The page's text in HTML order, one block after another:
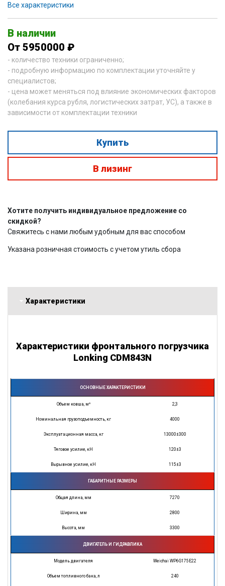
Все характеристики
В наличии
От 5950000 ₽
- количество техники ограниченно;
- подробную информацию по комплектации уточняйте у
специалистов;
- цена может меняться под влияние экономических факторов
(колебания курса рубля, логистических затрат, УС), а также в
зависимости от комплектации техники
Купить
В лизинг
Хотите получить индивидуальное предложение со
скидкой?
Свяжитесь с нами любым удобным для вас способом
Указана розничная стоимость с учетом утиль сбора
Характеристики
Характеристики фронтального погрузчика
Lonking CDM843N
ОСНОВНЫЕ ХАРАКТЕРИСТИКИ
Объем ковша, м³ 2,3
Номинальная грузоподъемность, кг 4000
Эксплуатационная масса, кг 13000±300
Тяговое усилие, кН 120±3
Вырывное усилие, кН 115±3
ГАБАРИТНЫЕ РАЗМЕРЫ
Общая длина, мм 7270
Ширина, мм 2800
Высота, мм 3300
ДВИГАТЕЛЬ И ГИДРАВЛИКА
Модель двигателя Weichai WP6G175E22
Объем топливного бака, л 240